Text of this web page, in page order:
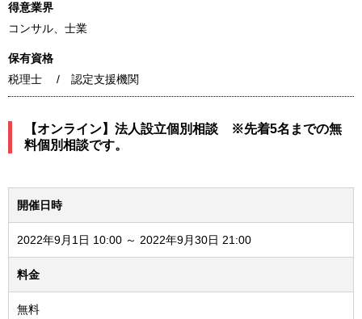
得意業界
コンサル、士業
保有資格
税理士 / 認定支援機関
【オンライン】法人設立個別相談 ※先着5名までの無
料個別相談です。
開催日時
2022年9月1日 10:00 ～ 2022年9月30日 21:00
料金
無料